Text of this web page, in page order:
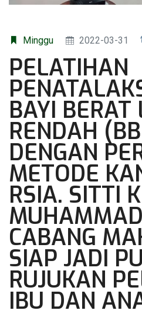
Minggu 2022-03-31
PELATIHAN
BAYI BERAT
RENDAH
DENGAN
METODE
RSIA. SITTI
CABANG
SIAP JADI
RUJUKAN
IBU DAN